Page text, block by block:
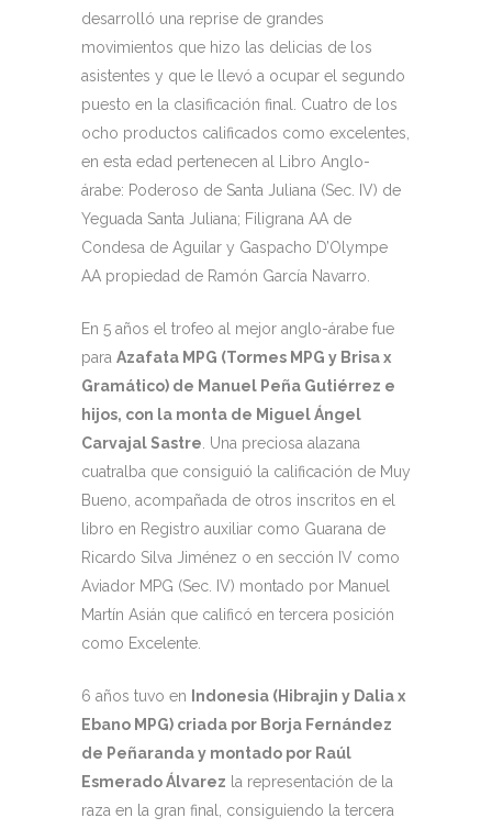
desarrolló una reprise de grandes
movimientos que hizo las delicias de los
asistentes y que le llevó a ocupar el segundo
puesto en la clasificación final. Cuatro de los
ocho productos calificados como excelentes,
en esta edad pertenecen al Libro Anglo-
árabe: Poderoso de Santa Juliana (Sec. IV) de
Yeguada Santa Juliana; Filigrana AA de
Condesa de Aguilar y Gaspacho D’Olympe
AA propiedad de Ramón García Navarro.
En 5 años el trofeo al mejor anglo-árabe fue
para Azafata MPG (Tormes MPG y Brisa x
Gramático) de Manuel Peña Gutiérrez e
hijos, con la monta de Miguel Ángel
Carvajal Sastre . Una preciosa alazana
cuatralba que consiguió la calificación de Muy
Bueno, acompañada de otros inscritos en el
libro en Registro auxiliar como Guarana de
Ricardo Silva Jiménez o en sección IV como
Aviador MPG (Sec. IV) montado por Manuel
Martín Asián que calificó en tercera posición
como Excelente.
6 años tuvo en
Indonesia (Hibrajin y Dalia x
Ebano MPG) criada por Borja Fernández
de Peñaranda y montado por Raúl
Esmerado Álvarez la representación de la
raza en la gran final, consiguiendo la tercera